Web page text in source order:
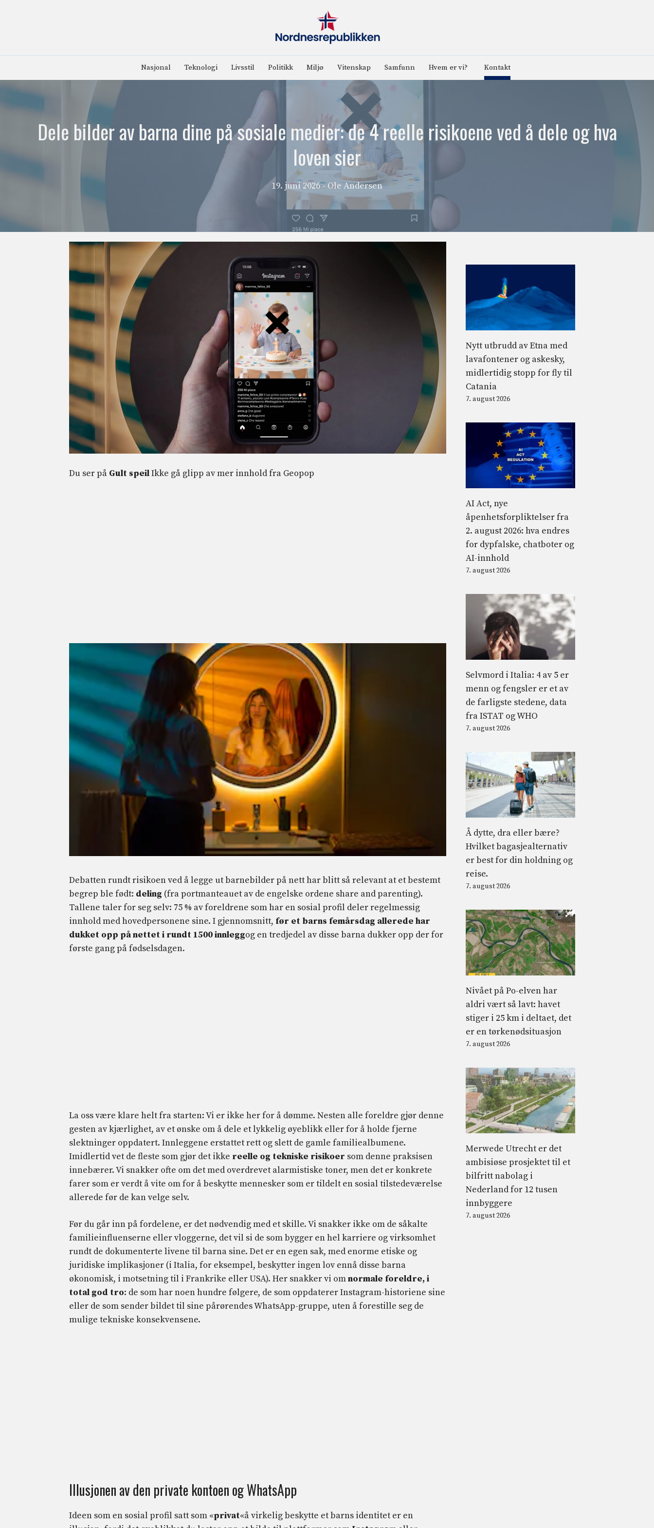
Nasjonal Teknologi Livsstil Politikk Miljø Vitenskap Samfunn Hvem er vi? Kontakt
Dele bilder av barna dine på sosiale medier: de 4 reelle risikoene ved å dele og hva
loven sier
19. juni 2026 - Ole Andersen
Du ser på Gult speilIkke gå glipp av mer innhold fra Geopop
Debatten rundt risikoen ved å legge ut barnebilder på nett har blitt så relevant at et bestemt
begrep ble født: deling (fra portmanteauet av de engelske ordene share and parenting).
Tallene taler for seg selv: 75 % av foreldrene som har en sosial profil deler regelmessig
innhold med hovedpersonene sine. I gjennomsnitt, før et barns femårsdag allerede har
dukket opp på nettet i rundt 1500 innleggog en tredjedel av disse barna dukker opp der for
første gang på fødselsdagen.
La oss være klare helt fra starten: Vi er ikke her for å dømme. Nesten alle foreldre gjør denne
gesten av kjærlighet, av et ønske om å dele et lykkelig øyeblikk eller for å holde fjerne
slektninger oppdatert. Innleggene erstattet rett og slett de gamle familiealbumene.
Imidlertid vet de fleste som gjør det ikke reelle og tekniske risikoer som denne praksisen
innebærer. Vi snakker ofte om det med overdrevet alarmistiske toner, men det er konkrete
farer som er verdt å vite om for å beskytte mennesker som er tildelt en sosial tilstedeværelse
allerede før de kan velge selv.
Før du går inn på fordelene, er det nødvendig med et skille. Vi snakker ikke om de såkalte
familieinfluenserne eller vloggerne, det vil si de som bygger en hel karriere og virksomhet
rundt de dokumenterte livene til barna sine. Det er en egen sak, med enorme etiske og
juridiske implikasjoner (i Italia, for eksempel, beskytter ingen lov ennå disse barna
økonomisk, i motsetning til i Frankrike eller USA). Her snakker vi omnormale foreldre, i
total god tro: de som har noen hundre følgere, de som oppdaterer Instagram-historiene sine
eller de som sender bildet til sine pårørendes WhatsApp-gruppe, uten å forestille seg de
mulige tekniske konsekvensene.
Illusjonen av den private kontoen og WhatsApp
Ideen som en sosial profil satt som «privat«å virkelig beskytte et barns identitet er en
Nytt utbrudd av Etna med
lavafontener og askesky,
midlertidig stopp for fly til
Catania
7. august 2026
AI Act, nye
åpenhetsforpliktelser fra
2. august 2026: hva endres
for dypfalske, chatboter og
AI-innhold
7. august 2026
Selvmord i Italia: 4 av 5 er
menn og fengsler er et av
de farligste stedene, data
fra ISTAT og WHO
7. august 2026
Å dytte, dra eller bære?
Hvilket bagasjealternativ
er best for din holdning og
reise.
7. august 2026
Nivået på Po-elven har
aldri vært så lavt: havet
stiger i 25 km i deltaet, det
er en tørkenødsituasjon
7. august 2026
Merwede Utrecht er det
ambisiøse prosjektet til et
bilfritt nabolag i
Nederland for 12 tusen
innbyggere
7. august 2026